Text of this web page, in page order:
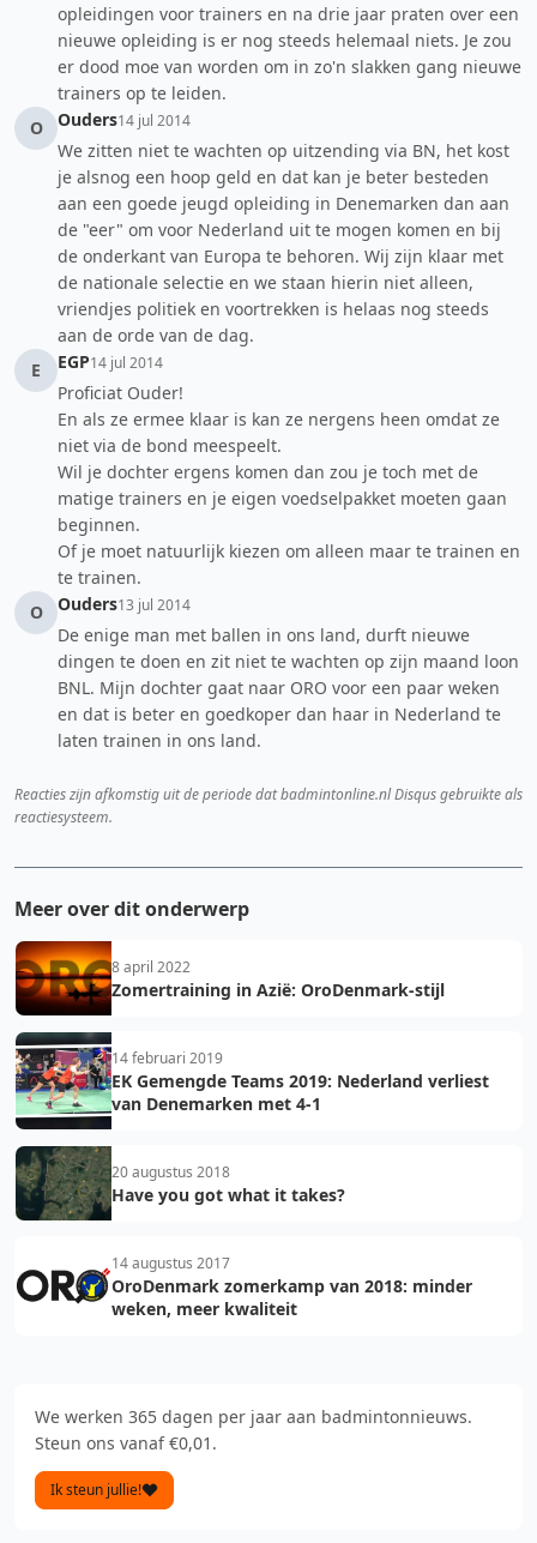
opleidingen voor trainers en na drie jaar praten over een
nieuwe opleiding is er nog steeds helemaal niets. Je zou
er dood moe van worden om in zo'n slakken gang nieuwe
trainers op te leiden.
O
Ouders14 jul 2014
We zitten niet te wachten op uitzending via BN, het kost
je alsnog een hoop geld en dat kan je beter besteden
aan een goede jeugd opleiding in Denemarken dan aan
de "eer" om voor Nederland uit te mogen komen en bij
de onderkant van Europa te behoren. Wij zijn klaar met
de nationale selectie en we staan hierin niet alleen,
vriendjes politiek en voortrekken is helaas nog steeds
aan de orde van de dag.
E
EGP14 jul 2014
Proficiat Ouder!
En als ze ermee klaar is kan ze nergens heen omdat ze
niet via de bond meespeelt.
Wil je dochter ergens komen dan zou je toch met de
matige trainers en je eigen voedselpakket moeten gaan
beginnen.
Of je moet natuurlijk kiezen om alleen maar te trainen en
te trainen.
O
Ouders13 jul 2014
De enige man met ballen in ons land, durft nieuwe
dingen te doen en zit niet te wachten op zijn maand loon
BNL. Mijn dochter gaat naar ORO voor een paar weken
en dat is beter en goedkoper dan haar in Nederland te
laten trainen in ons land.
Reacties zijn afkomstig uit de periode dat badmintonline.nl Disqus gebruikte als
reactiesysteem.
Meer over dit onderwerp
8 april 2022
Zomertraining in Azië: OroDenmark-stijl
14 februari 2019
EK Gemengde Teams 2019: Nederland verliest
van Denemarken met 4-1
20 augustus 2018
Have you got what it takes?
14 augustus 2017
OroDenmark zomerkamp van 2018: minder
weken, meer kwaliteit
We werken 365 dagen per jaar aan badmintonnieuws.
Steun ons vanaf €0,01.
Ik steun jullie!